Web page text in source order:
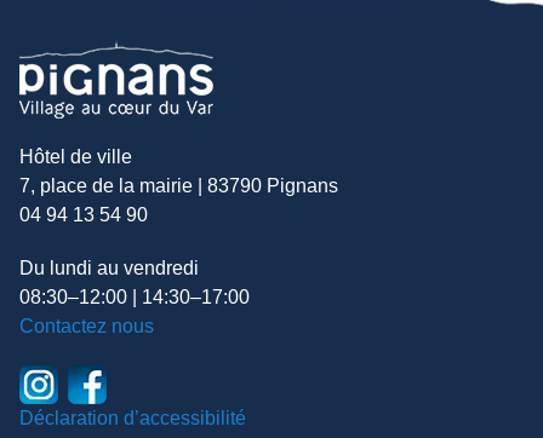
Hôtel de ville
7, place de la mairie | 83790 Pignans
04 94 13 54 90
Du lundi au vendredi
08:30–12:00 | 14:30–17:00
Contactez nous
Déclaration d’accessibilité